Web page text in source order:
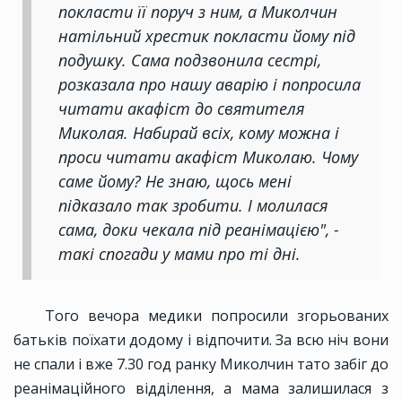
покласти її поруч з ним, а Миколчин
натільний хрестик покласти йому під
подушку. Сама подзвонила сестрі,
розказала про нашу аварію і попросила
читати акафіст до святителя
Миколая. Набирай всіх, кому можна і
проси читати акафіст Миколаю. Чому
саме йому? Не знаю, щось мені
підказало так зробити. І молилася
сама, доки чекала під реанімацією", -
такі спогади у мами про ті дні.
Того вечора медики попросили згорьованих
батьків поїхати додому і відпочити. За всю ніч вони
не спали і вже 7.30 год ранку Миколчин тато забіг до
реанімаційного відділення, а мама залишилася з